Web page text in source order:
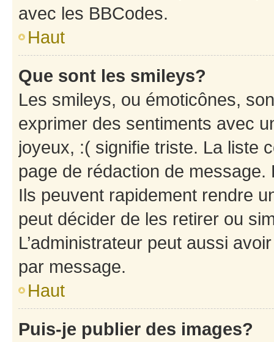
avec les BBCodes.
Haut
Que sont les smileys?
Les smileys, ou émoticônes,
exprimer des sentiments avec
joyeux, :( signifie triste. La liste
page de rédaction de
Ils peuvent rapidement rendre
peut décider de les retirer ou
L’administrateur peut aussi
par message.
Haut
Puis-je publier des images?